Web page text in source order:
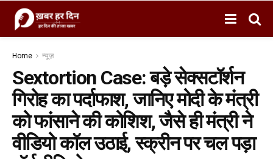
Home न्यूज़
Sextortion Case: बड़े सेक्सटॉर्शन
गिरोह का पर्दाफाश, जानिए मोदी के मंत्री
को फांसाने की कोशिश, जैसे ही मंत्री ने
वीडियो कॉल उठाई, स्क्रीन पर चल पड़ा